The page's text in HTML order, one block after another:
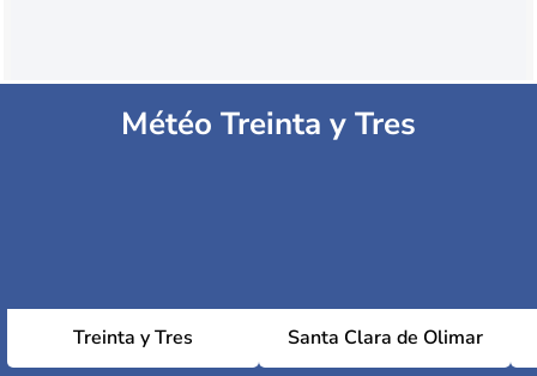
Météo Treinta y Tres
Treinta y Tres Santa Clara de Olimar